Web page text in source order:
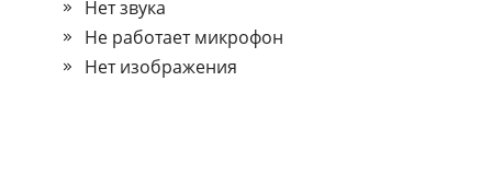
Нет звука
Не работает микрофон
Нет изображения